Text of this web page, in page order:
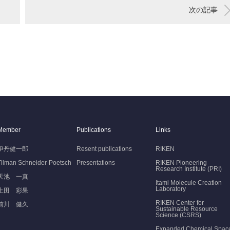
次の記事
丹健一郎
Schneider-Poetsch
池 一真
田 彩果
川 健久
Publications
Resent publications
Presentations
Links
RIKEN
RIKEN Pioneering
Research Institute (PRI)
Itami Molecule Creation
Laboratory
RIKEN Center for
Sustainable Resource
Science (CSRS)